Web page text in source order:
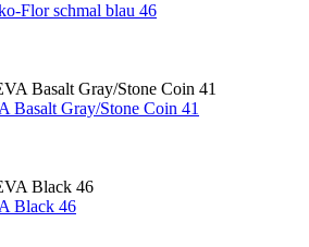
Flor schmal blau 46
Basalt Gray/Stone Coin 41
Black 46